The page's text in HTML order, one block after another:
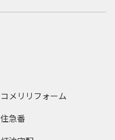
コメリリフォーム
住急番